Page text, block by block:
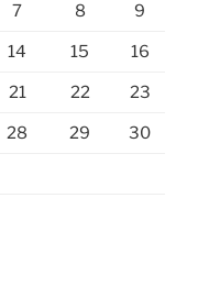
7 8 9
14 15 16
21 22 23
28 29 30